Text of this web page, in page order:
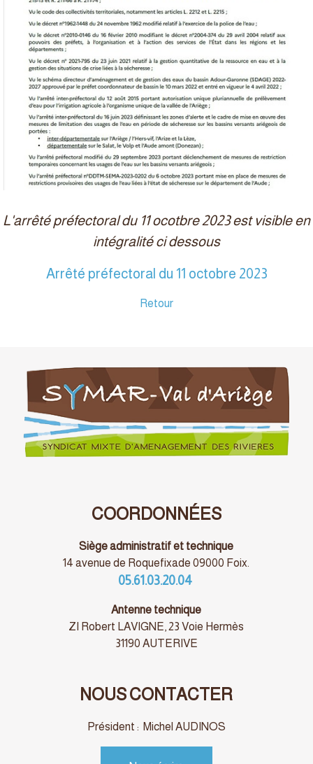
L'arrêté préfectoral du 11 ocotbre 2023 est visible en
intégralité ci dessous
Arrêté préfectoral du 11 octobre 2023
Retour
COORDONNÉES
Siège administratif et technique
14 avenue de Roquefixade 09000 Foix.
05.61.03.20.04
Antenne technique
ZI Robert LAVIGNE, 23 Voie Hermès
31190 AUTERIVE
NOUS CONTACTER
Président : Michel AUDINOS